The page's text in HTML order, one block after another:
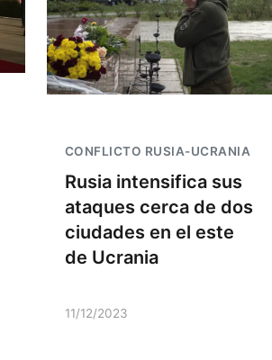
CONFLICTO RUSIA-UCRANIA
Rusia intensifica sus
ataques cerca de dos
ciudades en el este
de Ucrania
11/12/2023